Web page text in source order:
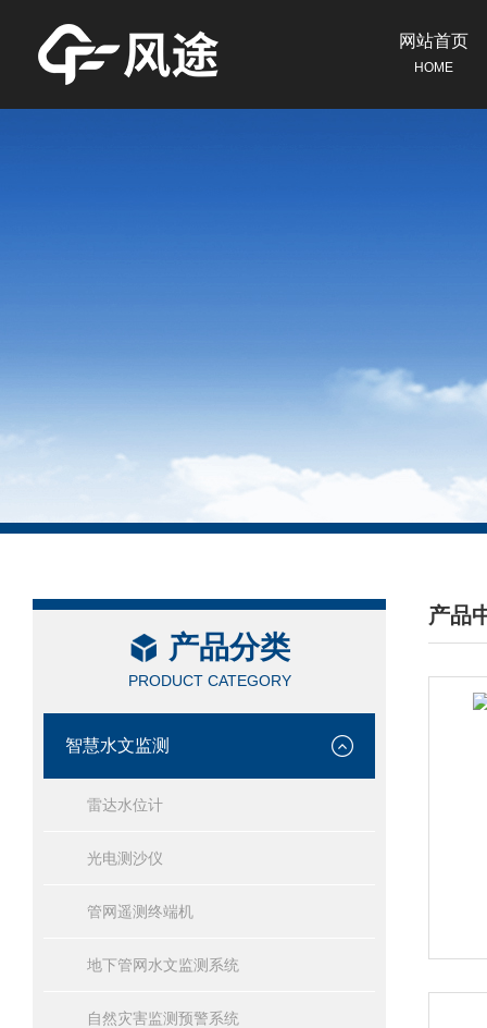
网站首页
HOME
产品分类
PRODUCT CATEGORY
智慧水文监测
雷达水位计
光电测沙仪
管网遥测终端机
地下管网水文监测系统
自然灾害监测预警系统
产品
/